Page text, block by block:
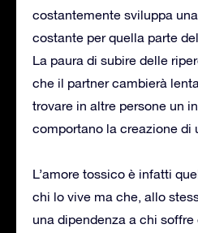
costantemente sviluppa
costante per quella parte
La paura di subire delle
che il partner cambierà
trovare in altre persone un
comportano la creazione di
L’amore tossico è infatti
chi lo vive ma che, allo
una dipendenza a chi